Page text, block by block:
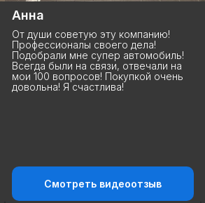
Дамир
Отличный сервис, все понятно, если
непонятно - можно задавать
вопросы))
Сделкой доволен, машина радует!
Рекомендуем!👍🏻